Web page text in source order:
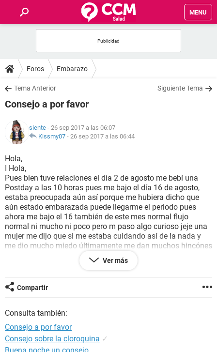
MENU
FOROS
SALUD
FAMILIA
NUTRICIÓN
BIENESTAR
SEXUALIDAD
GLOSARIO
Foros Embarazo
Tema Anterior Siguiente Tema
Consejo a por favor
siente - 26 sep 2017 a las 06:07
Kissmy07 - 26 sep 2017 a las 06:44
Hola,
I Hola,
Pues bien tuve relaciones el día 2 de agosto me bebí una
Postday a las 10 horas pues me bajo el día 16 de agosto,
estaba preocupada aún así porque me hubiera dicho que
aún estado embarazada puede llegarme el periodo pues
ahora me bajo el 16 también de este mes normal flujo
normal ni mucho ni poco pero m paso algo curioso jeje una
mujer me dijo que si me estaba cuidando así de la nada y
me dio mucho miedo últimamente me dan muchos hincónes
en los ovarios o mucho flujo blanco que me dicen ? Estaré
haciendo bolas por nada o tendré algo descarte el embarazo
relación de riesgo
Ver más
Compartir
Consulta también:
Consejo a por favor
Consejo sobre la cloroquina ✓